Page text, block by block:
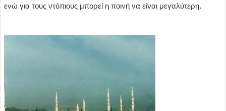
ενώ για τους ντόπιους μπορεί η ποινή να είναι μεγαλύτερη.